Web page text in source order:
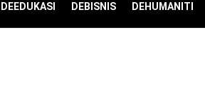
DEEDUKASI DEBISNIS DEHUMANITI